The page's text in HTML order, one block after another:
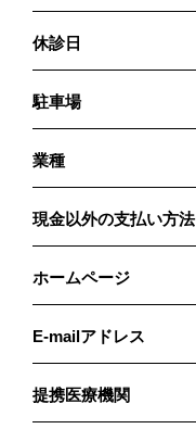
休診日
駐車場
業種
現金以外の支払い方法
ホームページ
E-mailアドレス
提携医療機関